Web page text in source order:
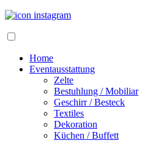
Home
Eventausstattung
Zelte
Bestuhlung / Mobiliar
Geschirr / Besteck
Textiles
Dekoration
Küchen / Buffett